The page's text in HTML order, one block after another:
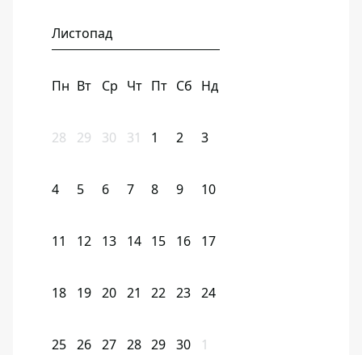
Листопад
Пн Вт Ср Чт Пт Сб Нд
28 29 30 31 1 2 3
4 5 6 7 8 9 10
11 12 13 14 15 16 17
18 19 20 21 22 23 24
25 26 27 28 29 30 1